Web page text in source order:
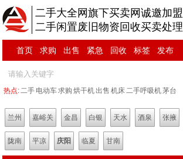
二手大全网旗下买卖网诚邀加盟
二手闲置废旧物资回收买卖处理
首页 求购 出售 紧急 回收 标签 发布
热点:二手 电动车求购 烘干机出售 机床二手呼吸机茅台
兰州 嘉峪关 金昌 白银 天水 酒泉 张掖
陇南 平凉 庆阳 临夏 甘南